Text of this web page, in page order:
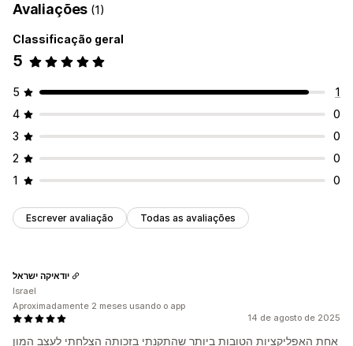
Avaliações (1)
Classificação geral
5
5
1
4
0
3
0
2
0
1
0
Escrever avaliação Todas as avaliações
14 de agosto de 2025
אחת האפליקציות הטובות ביותר שהתקנתי בזכותה הצלחתי לעצב המון
יודאיקה ישראל
Israel
Aproximadamente 2 meses usando o app